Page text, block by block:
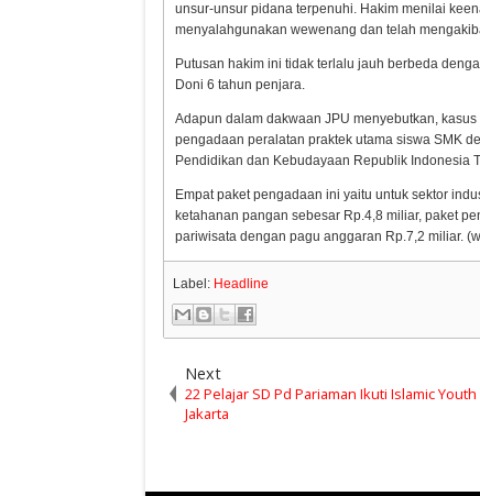
unsur-unsur pidana terpenuhi. Hakim menilai
menyalahgunakan wewenang dan telah
Putusan hakim ini tidak terlalu jauh berbeda
Doni 6 tahun penjara.
Adapun dalam dakwaan JPU menyebutkan,
pengadaan peralatan praktek utama siswa SMK
Pendidikan dan Kebudayaan Republik Indonesia
Empat paket pengadaan ini yaitu untuk sektor
ketahanan pangan sebesar Rp.4,8 miliar, paket
pariwisata dengan pagu anggaran Rp.7,2 miliar.
Label: Headline
Next
22 Pelajar SD Pd Pariaman Ikuti Islamic Youth
Jakarta